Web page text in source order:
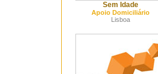
Sem Idade
Apoio Domiciliário
Lisboa